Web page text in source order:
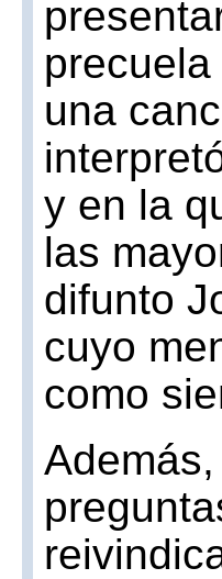
una
y en la
las
difunto
cuyo
como